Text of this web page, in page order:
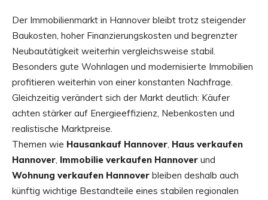
Der Immobilienmarkt in Hannover bleibt trotz steigender
Baukosten, hoher Finanzierungskosten und begrenzter
Neubautätigkeit weiterhin vergleichsweise stabil.
Besonders gute Wohnlagen und modernisierte Immobilien
profitieren weiterhin von einer konstanten Nachfrage.
Gleichzeitig verändert sich der Markt deutlich: Käufer
achten stärker auf Energieeffizienz, Nebenkosten und
realistische Marktpreise.
Themen wie Hausankauf Hannover, Haus verkaufen
Hannover, Immobilie verkaufen Hannover und
Wohnung verkaufen Hannover bleiben deshalb auch
künftig wichtige Bestandteile eines stabilen regionalen